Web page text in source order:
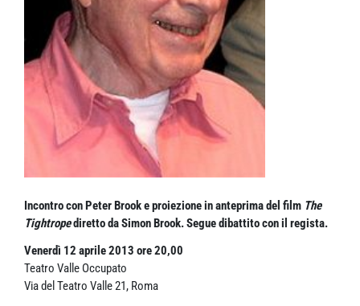
Incontro con Peter Brook e proiezione in anteprima del film The
Tightropediretto da Simon Brook. Segue dibattito con il regista.
Venerdì 12 aprile 2013 ore 20,00
Teatro Valle Occupato
Via del Teatro Valle 21, Roma